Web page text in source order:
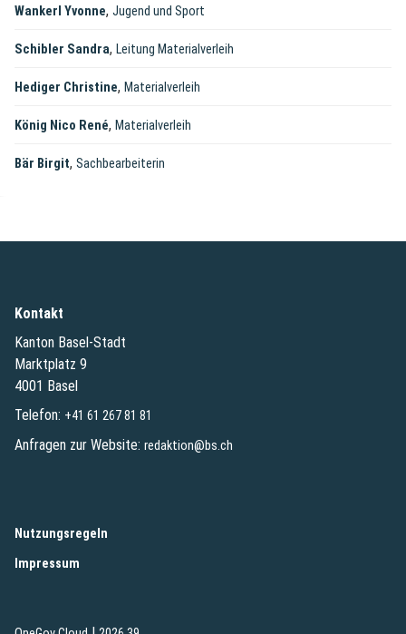
Wankerl Yvonne, Jugend und Sport
Schibler Sandra, Leitung Materialverleih
Hediger Christine, Materialverleih
König Nico René, Materialverleih
Bär Birgit, Sachbearbeiterin
Kontakt
Kanton Basel-Stadt
Marktplatz 9
4001 Basel
Telefon: +41 61 267 81 81
Anfragen zur Website: redaktion@bs.ch
Nutzungsregeln
Impressum